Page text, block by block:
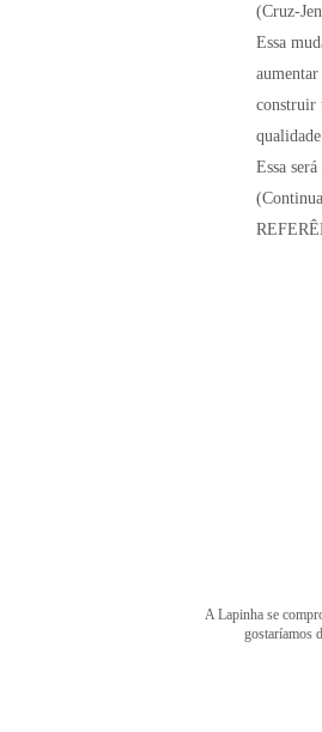
(Cruz-
Essa
construir
Essa
A Lapinha se
gostaríamos